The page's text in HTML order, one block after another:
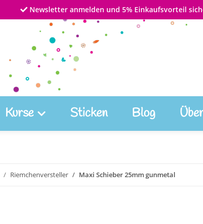
Newsletter anmelden und 5% Einkaufsvorteil
Kurse Sticken Blog
Riemchenversteller Maxi Schieber 25mm gunmetal